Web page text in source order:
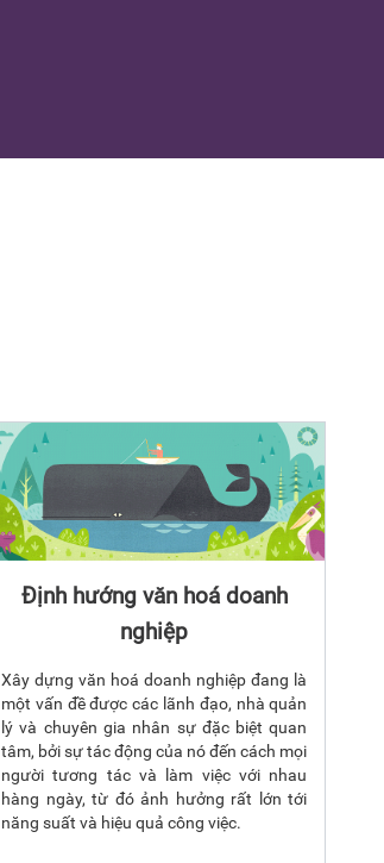
Định hướng văn hoá doanh
nghiệp
Xây dựng văn hoá doanh nghiệp đang là
một vấn đề được các lãnh đạo, nhà quản
lý và chuyên gia nhân sự đặc biệt quan
tâm, bởi sự tác động của nó đến cách mọi
người tương tác và làm việc với nhau
hàng ngày, từ đó ảnh hưởng rất lớn tới
năng suất và hiệu quả công việc.